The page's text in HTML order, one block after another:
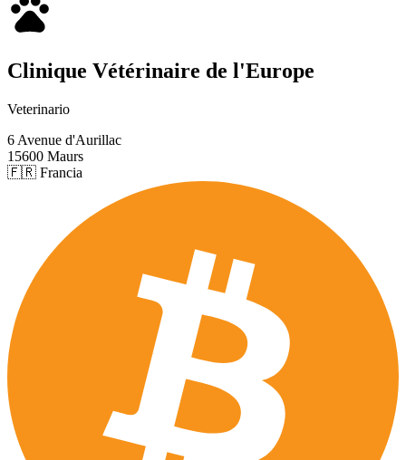
Clinique Vétérinaire de l'Europe
Veterinario
6 Avenue d'Aurillac
15600 Maurs
🇫🇷 Francia